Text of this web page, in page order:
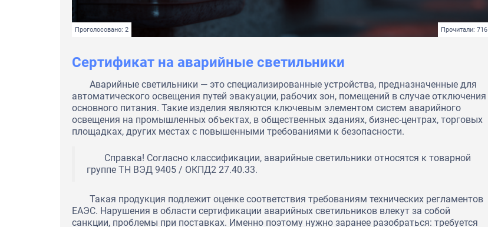
Проголосовано: 2 Прочитали: 716
Сертификат на аварийные светильники
Аварийные светильники — это специализированные устройства, предназначенные для
автоматического освещения путей эвакуации, рабочих зон, помещений в случае отключения
основного питания. Такие изделия являются ключевым элементом систем аварийного
освещения на промышленных объектах, в общественных зданиях, бизнес-центрах, торговых
площадках, других местах с повышенными требованиями к безопасности.
Справка! Согласно классификации, аварийные светильники относятся к товарной
группе ТН ВЭД 9405 / ОКПД2 27.40.33.
Такая продукция подлежит оценке соответствия требованиям технических регламентов
ЕАЭС. Нарушения в области сертификации аварийных светильников влекут за собой
санкции, проблемы при поставках. Именно поэтому нужно заранее разобраться: требуется